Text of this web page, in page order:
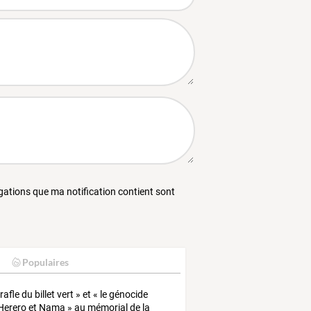
que ma notification contient sont
Populaires
du billet vert » et « le génocide
et Nama » au mémorial de la